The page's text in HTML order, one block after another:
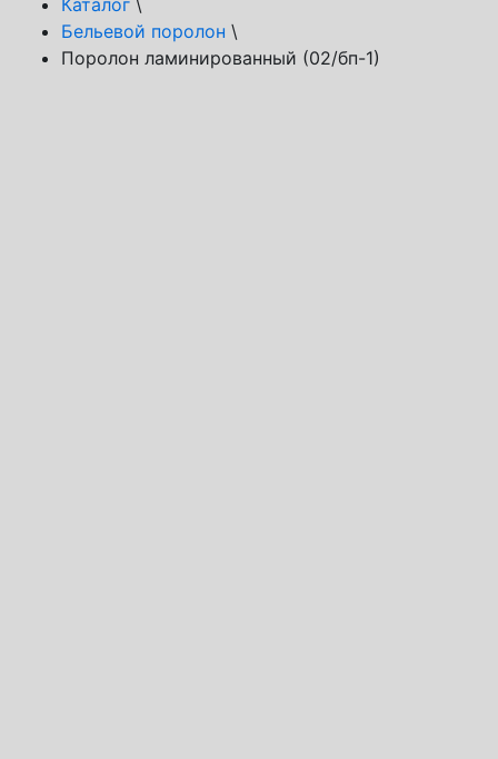
Бельевой поролон \
Поролон ламинированный (02/бп-1)